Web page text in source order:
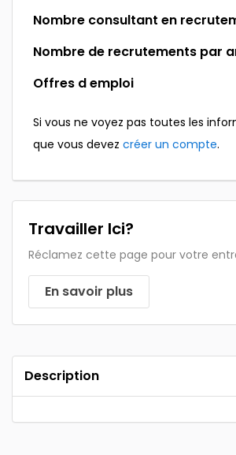
Nombre consultant en
Nombre de recrutements par
Offres d emploi
Si vous ne voyez pas toutes les
que vous devez créer un compte.
Travailler Ici?
Réclamez cette page pour votre
En savoir plus
Description